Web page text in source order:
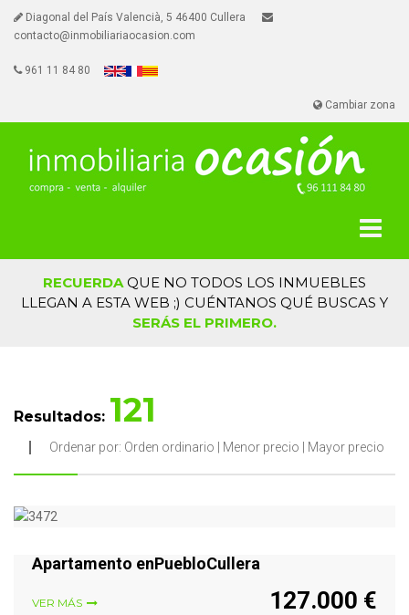
Diagonal del País Valencià, 5 46400 Cullera
contacto@inmobiliariaocasion.com
961 11 84 80
Cambiar zona
RECUERDAQUE NO TODOS LOS INMUEBLES
LLEGAN A ESTA WEB ;) CUÉNTANOS QUÉ BUSCAS Y
SERÁS EL PRIMERO.
Resultados: 121
Ordenar por: Orden ordinario Menor precio Mayor precio
Apartamento enPuebloCullera
VER MÁS 127.000 €